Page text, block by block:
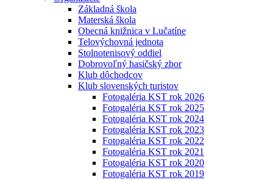
Základná škola
Materská škola
Obecná knižnica v Lučatíne
Telovýchovná jednota
Stolnotenisový oddiel
Dobrovoľný hasičský zbor
Klub dôchodcov
Klub slovenských turistov
Fotogaléria KST rok 2026
Fotogaléria KST rok 2025
Fotogaléria KST rok 2024
Fotogaléria KST rok 2023
Fotogaléria KST rok 2022
Fotogaléria KST rok 2021
Fotogaléria KST rok 2020
Fotogaléria KST rok 2019